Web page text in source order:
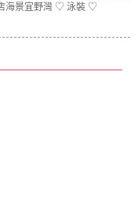
海景宜野灣 ♡ 泳裝 ♡